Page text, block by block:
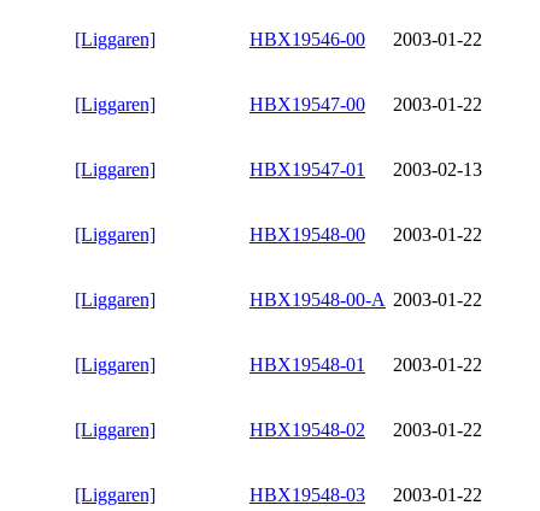
[Liggaren] HBX19546-00 2003-01-22
[Liggaren] HBX19547-00 2003-01-22
[Liggaren] HBX19547-01 2003-02-13
[Liggaren] HBX19548-00 2003-01-22
[Liggaren] HBX19548-00-A 2003-01-22
[Liggaren] HBX19548-01 2003-01-22
[Liggaren] HBX19548-02 2003-01-22
[Liggaren] HBX19548-03 2003-01-22